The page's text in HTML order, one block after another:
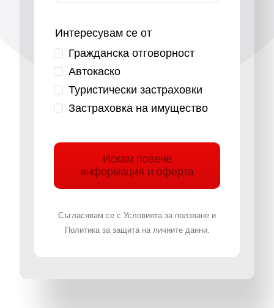
Интересувам се от
Гражданска отговорност
Автокаско
Туристически застраховки
Застраховка на имущество
Искам повече
информация и оферта
Съгласявам се с Условията за ползване и
Политика за защита на личните данни.